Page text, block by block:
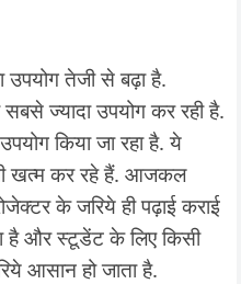
उपयोग तेजी से बढ़ा है.
ज्यादा उपयोग कर रही है.
किया जा रहा है. ये
भी खत्म कर रहे हैं. आजकल
के जरिये ही पढ़ाई कराई
है और स्टूडेंट के लिए किसी
आसान हो जाता है.